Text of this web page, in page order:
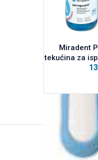
Miradent
tekućina za